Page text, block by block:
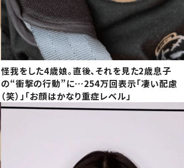
怪我をした4歳娘。直後、それを見た2歳息子
の“衝撃の行動”に…254万回表示「凄い配慮
（笑）」「お顔はかなり重症レベル」